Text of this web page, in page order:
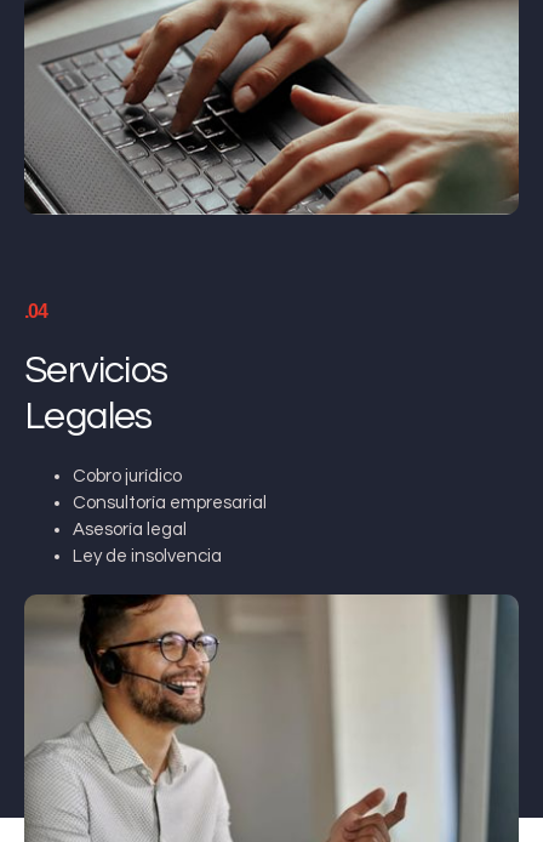
.04
Servicios
Legales
Cobro jurídico
Consultoría empresarial
Asesoría legal
Ley de insolvencia